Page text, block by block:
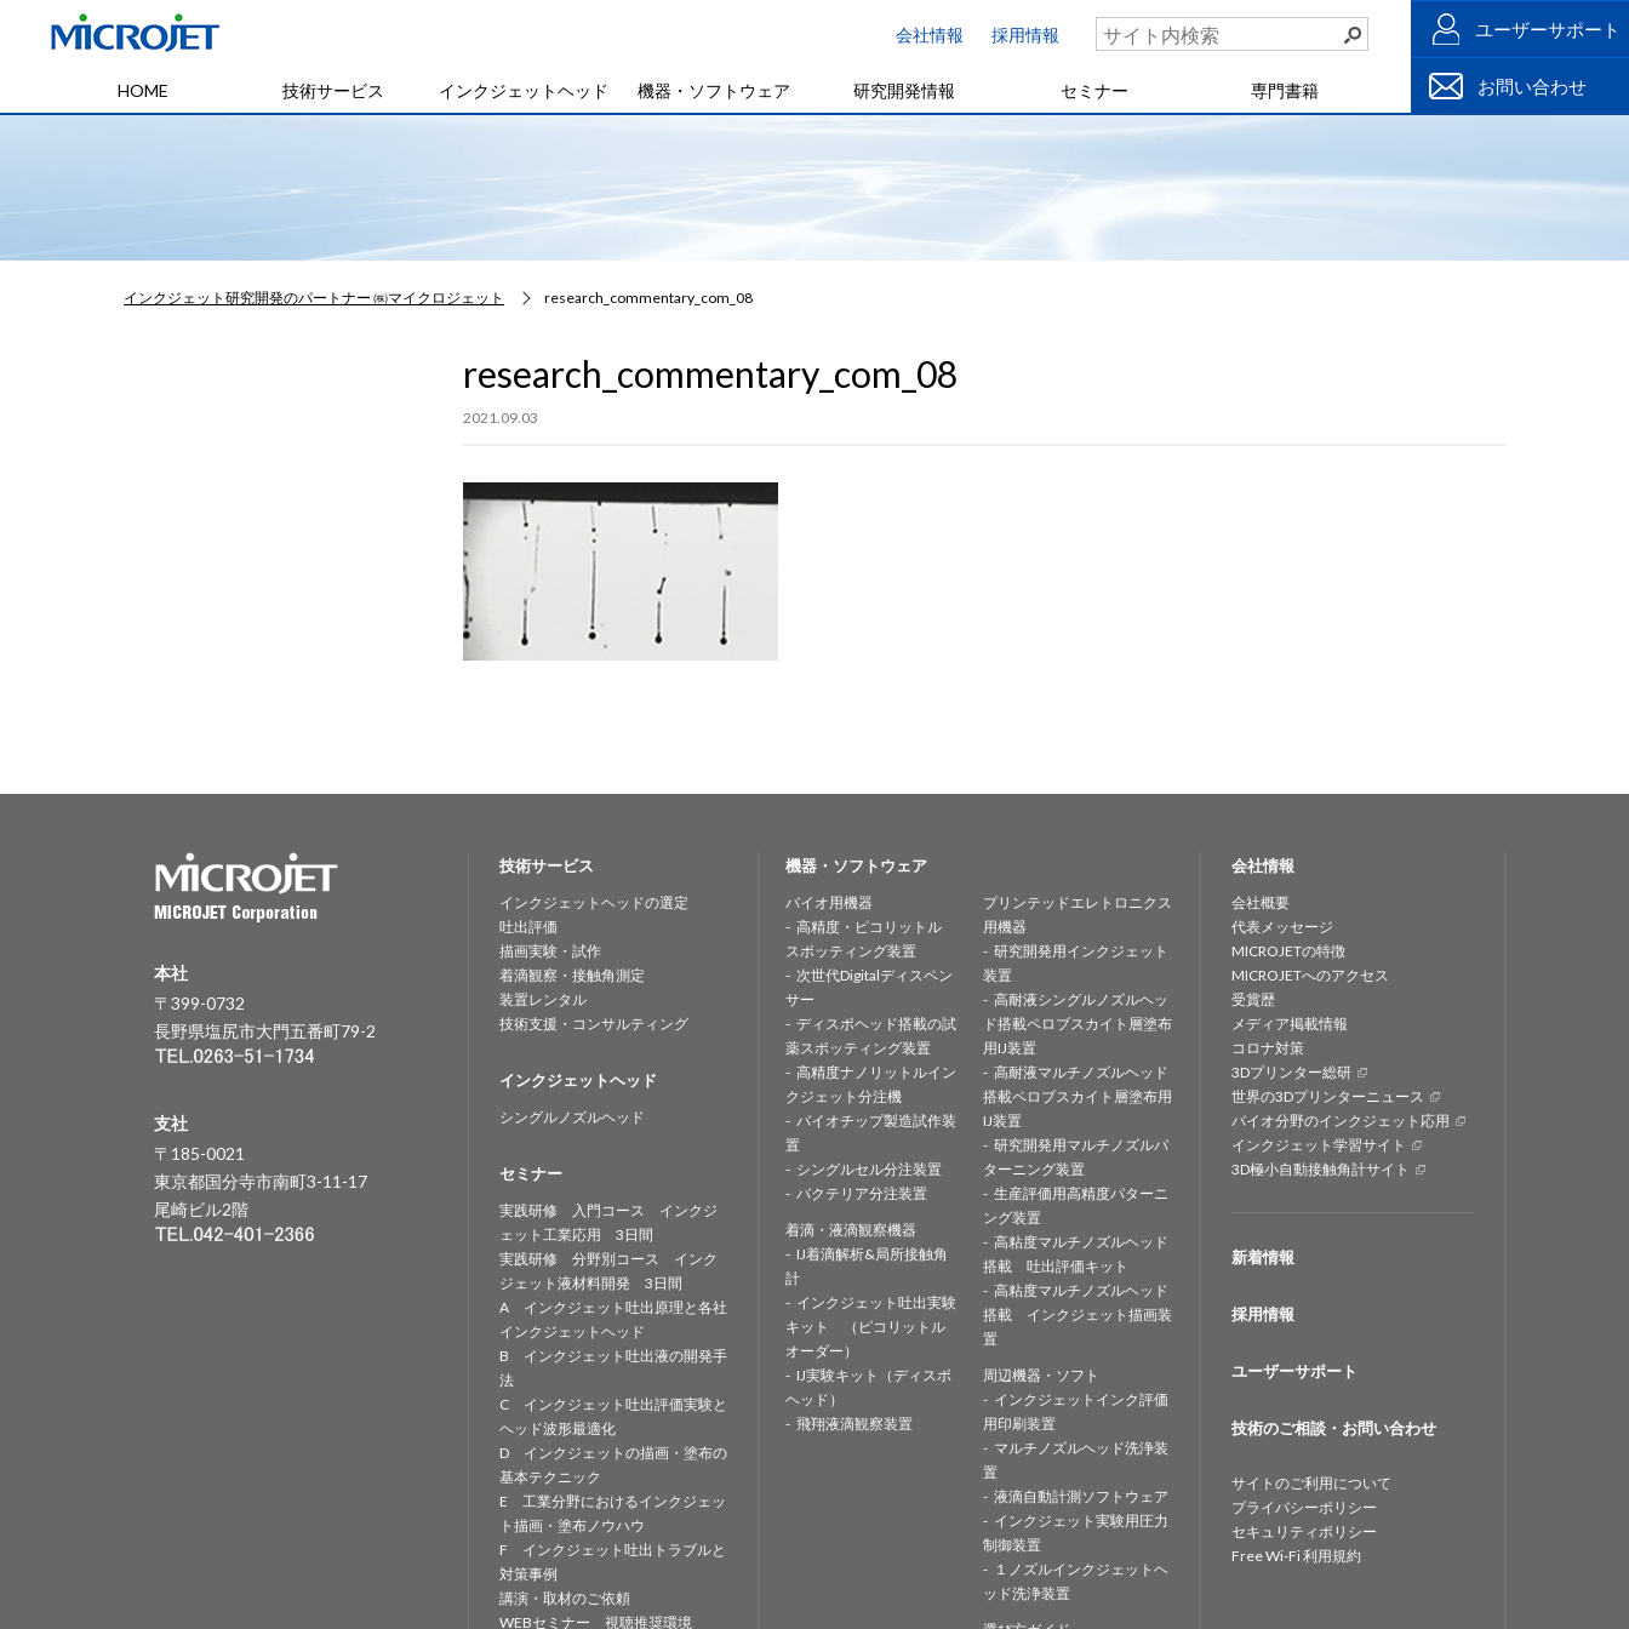
会社情報 採用情報
HOME 技術サービス インクジェットヘッド 機器・ソフトウェア 研究開発情報 セミナー 専門書籍
ユーザーサポート
お問い合わせ
インクジェット研究開発のパートナー ㈱マイクロジェット research_commentary_com_08
research_commentary_com_08
2021.09.03
本社
〒399-0732
長野県塩尻市大門五番町79-2
支社
〒185-0021
東京都国分寺市南町3-11-17
尾崎ビル2階
技術サービス
インクジェットヘッドの選定
吐出評価
描画実験・試作
着滴観察・接触角測定
装置レンタル
技術支援・コンサルティング
インクジェットヘッド
シングルノズルヘッド
セミナー
実践研修 入門コース インクジ
ェット工業応用 3日間
実践研修 分野別コース インク
ジェット液材料開発 3日間
A インクジェット吐出原理と各社
インクジェットヘッド
B インクジェット吐出液の開発手
法
C インクジェット吐出評価実験と
ヘッド波形最適化
D インクジェットの描画・塗布の
基本テクニック
E 工業分野におけるインクジェッ
ト描画・塗布ノウハウ
F インクジェット吐出トラブルと
対策事例
講演・取材のご依頼
WEBセミナー 視聴推奨環境
機器・ソフトウェア
バイオ用機器
高精度・ピコリットル
スポッティング装置
次世代Digitalディスペン
サー
ディスポヘッド搭載の試
薬スポッティング装置
高精度ナノリットルイン
クジェット分注機
バイオチップ製造試作装
置
シングルセル分注装置
バクテリア分注装置
着滴・液滴観察機器
IJ着滴解析&局所接触角
計
インクジェット吐出実験
キット （ピコリットル
オーダー）
IJ実験キット（ディスポ
ヘッド）
飛翔液滴観察装置
プリンテッドエレトロニクス
用機器
研究開発用インクジェット
装置
高耐液シングルノズルヘッ
ド搭載ペロブスカイト層塗布
用IJ装置
高耐液マルチノズルヘッド
搭載ペロブスカイト層塗布用
IJ装置
研究開発用マルチノズルパ
ターニング装置
生産評価用高精度パターニ
ング装置
高粘度マルチノズルヘッド
搭載 吐出評価キット
高粘度マルチノズルヘッド
搭載 インクジェット描画装
置
周辺機器・ソフト
インクジェットインク評価
用印刷装置
マルチノズルヘッド洗浄装
置
液滴自動計測ソフトウェア
インクジェット実験用圧力
制御装置
１ノズルインクジェットヘ
ッド洗浄装置
会社情報
会社概要
代表メッセージ
MICROJETの特徴
MICROJETへのアクセス
受賞歴
メディア掲載情報
コロナ対策
3Dプリンター総研
世界の3Dプリンターニュース
バイオ分野のインクジェット応用
インクジェット学習サイト
3D極小自動接触角計サイト
新着情報
採用情報
ユーザーサポート
技術のご相談・お問い合わせ
サイトのご利用について
プライバシーポリシー
セキュリティポリシー
Free Wi-Fi 利用規約